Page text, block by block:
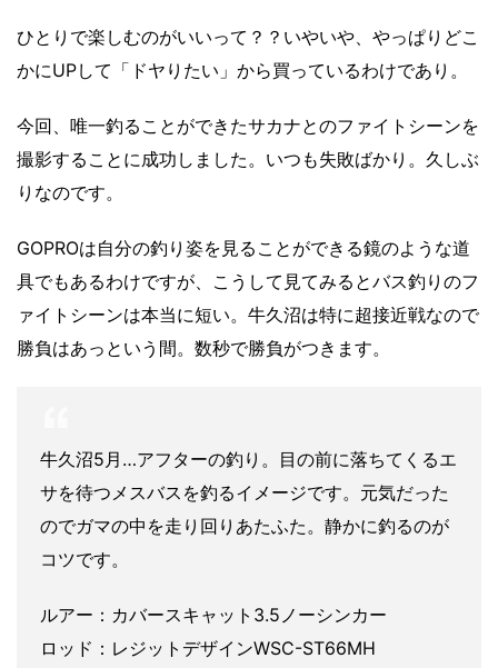
ひとりで楽しむのがいいって？？いやいや、やっぱりどこ
かにUPして「ドヤりたい」から買っているわけであり。
今回、唯一釣ることができたサカナとのファイトシーンを
撮影することに成功しました。いつも失敗ばかり。久しぶ
りなのです。
GOPROは自分の釣り姿を見ることができる鏡のような道
具でもあるわけですが、こうして見てみるとバス釣りのフ
ァイトシーンは本当に短い。牛久沼は特に超接近戦なので
勝負はあっという間。数秒で勝負がつきます。
牛久沼5月…アフターの釣り。目の前に落ちてくるエ
サを待つメスバスを釣るイメージです。元気だった
のでガマの中を走り回りあたふた。静かに釣るのが
コツです。
ルアー：カバースキャット3.5ノーシンカー
ロッド：レジットデザインWSC-ST66MH